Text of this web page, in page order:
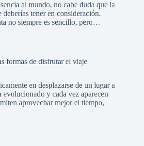
al mundo, no cabe duda que la
deberías tener en consideración.
no siempre es sencillo, pero…
formas de disfrutar el viaje
en desplazarse de un lugar a
y cada vez aparecen
aprovechar mejor el tiempo,